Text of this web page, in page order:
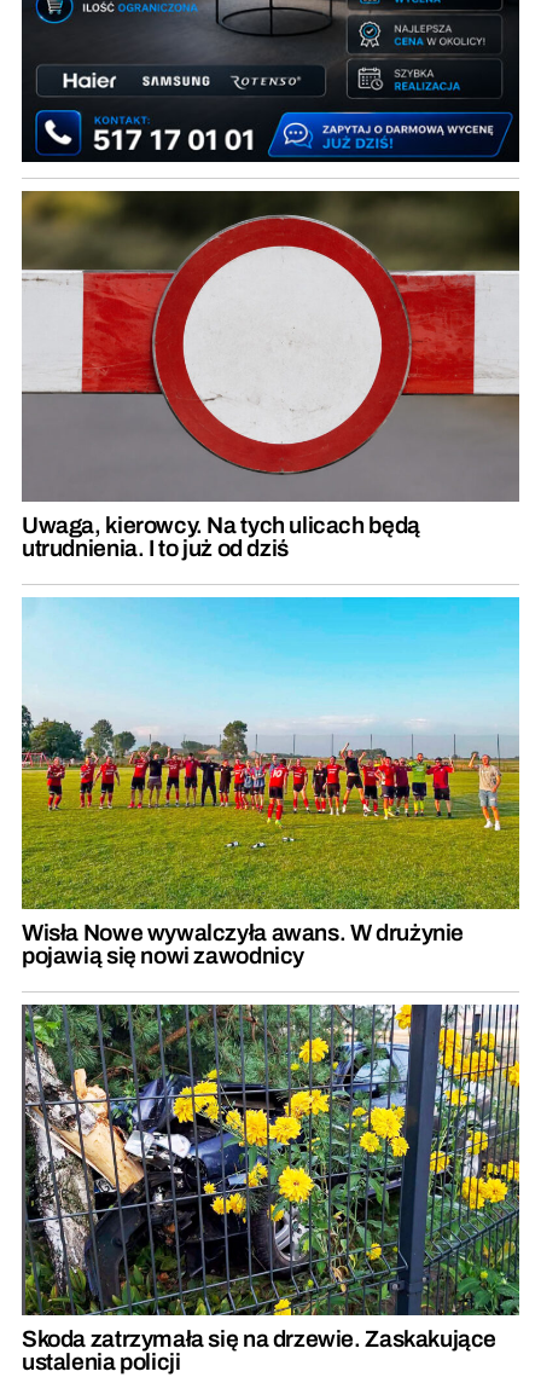
Uwaga, kierowcy. Na tych ulicach będą
utrudnienia. I to już od dziś
Wisła Nowe wywalczyła awans. W drużynie
pojawią się nowi zawodnicy
Skoda zatrzymała się na drzewie. Zaskakujące
ustalenia policji